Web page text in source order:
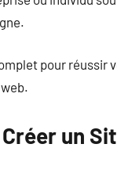
pour réussir
un